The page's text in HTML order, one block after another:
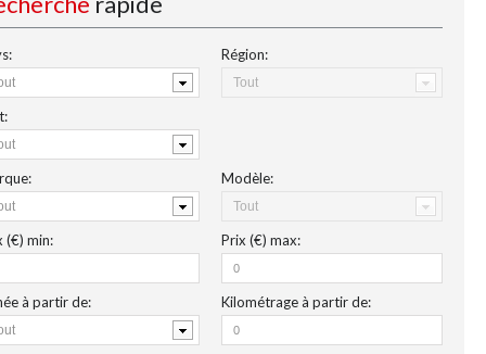
Région:
Modèle:
(€) min: Prix (€) max:
à partir de: Kilométrageà partir de: